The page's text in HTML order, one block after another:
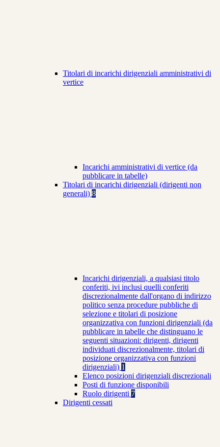
Titolari di incarichi dirigenziali amministrativi di
vertice
Incarichi amministrativi di vertice (da
pubblicare in tabelle)
Titolari di incarichi dirigenziali (dirigenti non
generali) 8
Incarichi dirigenziali, a qualsiasi titolo
conferiti, ivi inclusi quelli conferiti
discrezionalmente dall'organo di indirizzo
politico senza procedure pubbliche di
selezione e titolari di posizione
organizzativa con funzioni dirigenziali (da
pubblicare in tabelle che distinguano le
seguenti situazioni: dirigenti, dirigenti
individuati discrezionalmente, titolari di
posizione organizzativa con funzioni
dirigenziali) 1
Elenco posizioni dirigenziali discrezionali
Posti di funzione disponibili
Ruolo dirigenti 7
Dirigenti cessati